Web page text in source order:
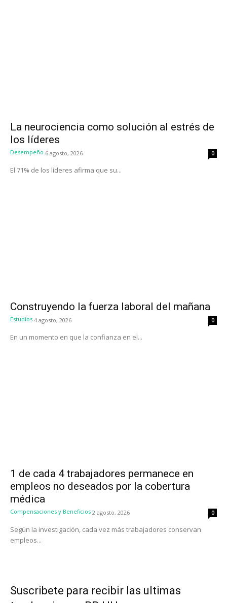
La neurociencia como solución al estrés de
los líderes
Desempeño 6 agosto, 2026 0
El 71% de los líderes afirma que su...
Construyendo la fuerza laboral del mañana
Estudios 4 agosto, 2026 0
En un momento en que la confianza en el...
1 de cada 4 trabajadores permanece en
empleos no deseados por la cobertura
médica
Compensaciones y Beneficios 2 agosto, 2026 0
Según la investigación, cada vez más trabajadores conservan
empleos...
Suscribete para recibir las ultimas